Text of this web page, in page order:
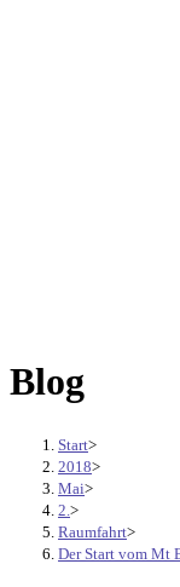
Blog
Start>
2018>
Mai>
2. >
Raumfahrt>
Der Start vom Mt